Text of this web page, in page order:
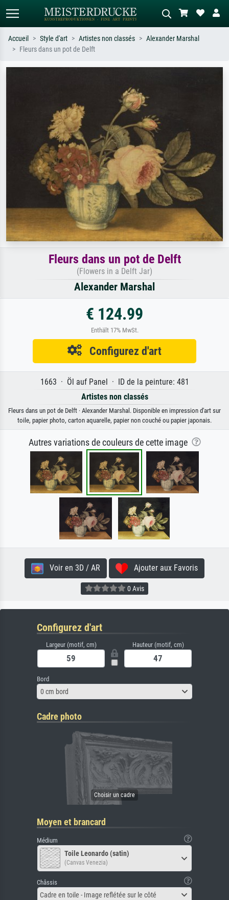
abstrait avec beaucoup de rouge,
tableau sombre, nu debout près d'un
Accueil Style d'art Artistes non classés
Alexander Marshal
Fleurs dans un pot de Delft
Fleurs dans un pot de Delft
(Flowers in a Delft Jar)
Alexander Marshal
€ 124.99
Enthält 17% MwSt.
Configurez d'art
1663 · Öl auf Panel · ID de la peinture: 481
Artistes non classés
Fleurs dans un pot de Delft · Alexander Marshal. Disponible en impression d'art sur
toile, papier photo, carton aquarelle, papier non couché ou papier japonais.
Autres variations de couleurs de cette image
Voir en 3D / AR Ajouter aux Favoris
0 Avis
Configurez d'art
Largeur (motif, cm) Hauteur (motif, cm)
Bord
0 cm bord
Cadre photo
Moyen et brancard
Médium
Toile Leonardo (satin)
(Canvas Venezia)
Châssis
Cadre en toile - Image reflétée sur le côté